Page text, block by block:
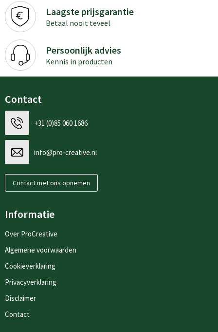
Laagste prijsgarantie
Betaal nooit teveel
Persoonlijk advies
Kennis in producten
Contact
+31 (0)85 060 1686
info@pro-creative.nl
Contact met ons opnemen
Informatie
Over ProCreative
Algemene voorwaarden
Cookieverklaring
Privacyverklaring
Disclaimer
Contact